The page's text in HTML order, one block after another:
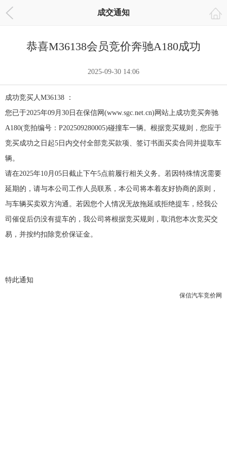
成交通知
恭喜M36138会员竞价奔驰A180成功
2025-09-30 14:06
成功竞买人M36138 ：
您已于2025年09月30日在保信网(www.sgc.net.cn)网站上成功竞买奔驰
A180(竞拍编号：P202509280005)碰撞车一辆。根据竞买规则，您应于
竞买成功之日起5日内交付全部竞买款项、签订书面买卖合同并提取车
辆。
请在2025年10月05日截止下午5点前履行相关义务。若因特殊情况需要
延期的，请与本公司工作人员联系，本公司将本着友好协商的原则，
与车辆买卖双方沟通。若因您个人情况无故拖延或拒绝提车，经我公
司催促后仍没有提车的，我公司将根据竞买规则，取消您本次竞买交
易，并按约扣除竞价保证金。
特此通知
保信汽车竞价网